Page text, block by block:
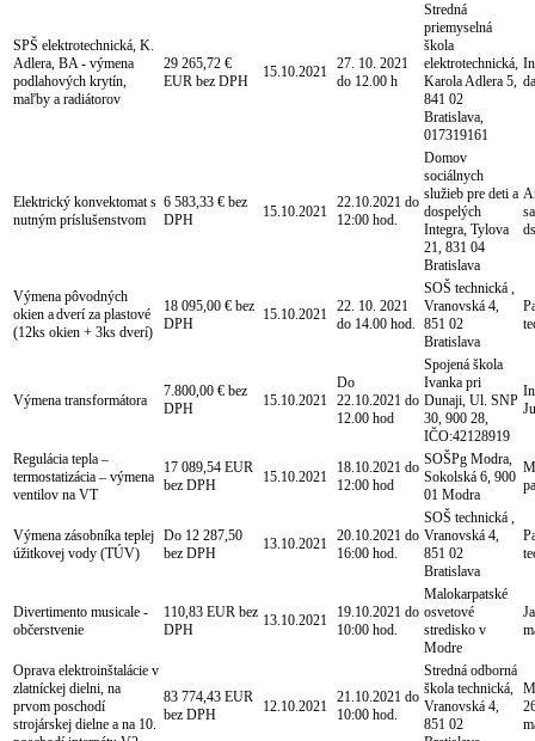
SPŠ elektrotechnická, K.
Adlera, BA - výmena
podlahových krytín,
maľby a radiátorov
29 265,72 €
EUR bez DPH
15.10.2021 27. 10. 2021
do 12.00 h
Stredná
priemyselná
škola
elektrotechnická,
Karola Adlera 5,
841 02
Bratislava,
017319161
Elektrický konvektomat s
nutným príslušenstvom
6 583,33 € bez
DPH
15.10.2021
22.10.2021 do
12:00 hod.
Domov
sociálnych
služieb pre deti a
dospelých
Integra, Tylova
21, 831 04
Bratislava
Výmena pôvodných
okien a dverí za plastové
(12ks okien + 3ks dverí)
18 095,00 € bez
DPH
15.10.2021 22. 10. 2021
do 14.00 hod.
SOŠ technická ,
Vranovská 4,
851 02
Bratislava
Výmena transformátora
7.800,00 € bez
DPH
15.10.2021
Do
22.10.2021 do
12.00 hod
Spojená škola
Ivanka pri
Dunaji, Ul. SNP
30, 900 28,
IČO:42128919
Regulácia tepla –
termostatizácia – výmena
ventilov na VT
17 089,54 EUR
bez DPH
15.10.2021
18.10.2021 do
12:00 hod
SOŠPg Modra,
Sokolská 6, 900
01 Modra
Výmena zásobníka teplej
úžitkovej vody (TÚV)
Do 12 287,50
bez DPH
13.10.2021 20.10.2021 do
16:00 hod.
SOŠ technická ,
Vranovská 4,
851 02
Bratislava
Divertimento musicale -
občerstvenie
110,83 EUR bez
DPH
13.10.2021
19.10.2021 do
10:00 hod.
Malokarpatské
osvetové
stredisko v
Modre
Oprava elektroinštalácie v
zlatníckej dielni, na
prvom poschodí
strojárskej dielne a na 10.
83 774,43 EUR
bez DPH
12.10.2021
21.10.2021 do
10:00 hod.
Stredná odborná
škola technická,
Vranovská 4,
851 02